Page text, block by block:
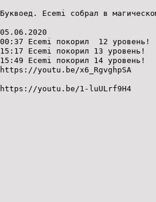
Буквоед. Ecemi собрал в
05.06.2020
00:37 Ecemi покорил 12 уровень!
15:17 Ecemi покорил 13 уровень!
15:49 Ecemi покорил 14 уровень!
https://youtu.be/x6_RgvghpSA
https://youtu.be/1-luULrf9H4